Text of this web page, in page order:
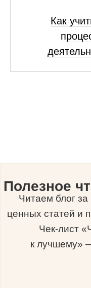
Как
Полезное
Читаем блог
ценных статей и
Чек-лист
к лучшему»